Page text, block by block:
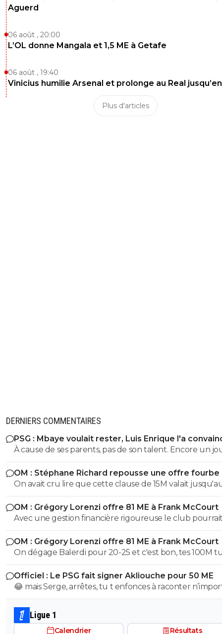
Aguerd
06 août , 20:00
L’OL donne Mangala et 1,5 ME à Getafe
06 août , 19:40
Vinicius humilie Arsenal et prolonge au Real
Plus d'articles
DERNIERS COMMENTAIRES
PSG : Mbaye voulait rester, Luis Enrique l'a
À cause de ses parents, pas de son talent. Encore un
avec entourage nocif.
OM : Stéphane Richard repousse une offre fourbe
Aguerd
On avait cru lire que cette clause de 15M valait
juillet. ?
OM : Grégory Lorenzi offre 81 ME à Frank McCourt
Avec une gestion financière rigoureuse le club
envisager une capitalisation supérieure au 1,2 milliards
comme base de négociation avec l’Arabie Saoudite!
OM : Grégory Lorenzi offre 81 ME à Frank McCourt
On dégage Balerdi pour 20-25 et c'est bon, tes 100M tu les
as. Faut quand-même virer kondogbia avec sa charrette et
ses 500K mensuels, ça ne sera pas une perte.. Du coup, on
pourra garder Aguerd, Hojberg weah, Emerson, Paixao et
Gouiri, ce qui fait 1 joueur expérimenté par poste. Si Lorenzi
nous fait un recrutement malin , on pourrait faire une
potable.
Officiel : Le PSG fait signer Akliouche pour 50 ME
😂 mais Serge, arrêtes, tu t enfonces à raconter
quoi, tu supposes de la merde, ça fait un peu plus de 2
que Paris suit akliouche et c est pour ça qu il ne
Paris après Monaco. Paris le prend cet été car il était
Ligue 1
Calendrier Résultats